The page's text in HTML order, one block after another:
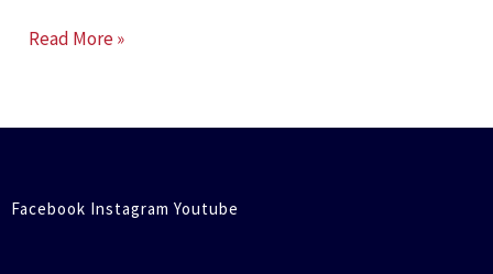
Read More »
Facebook Instagram Youtube